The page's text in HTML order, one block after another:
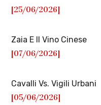
[25/06/2026]
Zaia E Il Vino Cinese
[07/06/2026]
Cavalli Vs. Vigili Urbani
[05/06/2026]